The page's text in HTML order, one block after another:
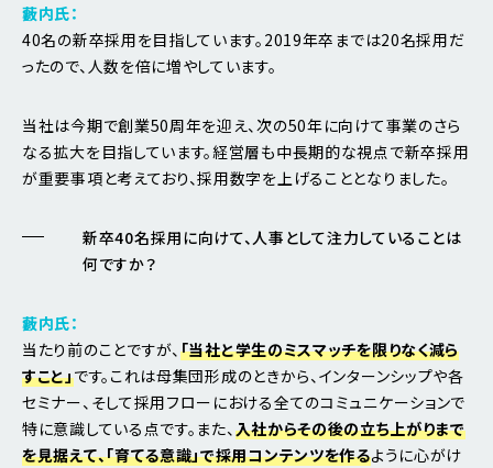
藪内氏：
40名の新卒採用を目指しています。2019年卒までは20名採用だ
ったので、人数を倍に増やしています。
当社は今期で創業50周年を迎え、次の50年に向けて事業のさら
なる拡大を目指しています。経営層も中長期的な視点で新卒採用
が重要事項と考えており、採用数字を上げることとなりました。
新卒40名採用に向けて、人事として注力していることは
何ですか？
藪内氏：
当たり前のことですが、 「当社と学生のミスマッチを限りなく減ら
すこと」です。これは母集団形成のときから、インターンシップや各
セミナー、そして採用フローにおける全てのコミュニケーションで
特に意識している点です。また、 入社からその後の立ち上がりまで
を見据えて、「育てる意識」で採用コンテンツを作るように心がけ